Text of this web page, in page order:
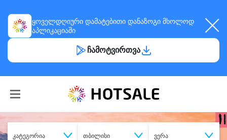
ყოველდღიური დამატებითი დანაზოგი მხოლოდ
აპლიკაციაში
ჩამოტვირთვა
კატეგორია თბილისი ვერა